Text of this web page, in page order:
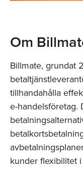
Om
Billmate, grundat
tillhandahålla
e-handelsföretag.
kunder flexibilitet